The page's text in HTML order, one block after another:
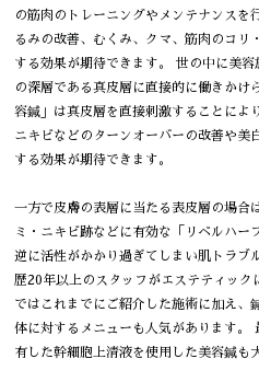
の筋肉のトレーニングやメンテナンスを
るみの改善、むくみ、クマ、筋肉のコリ
する効果が期待できます。 世の中に美
の深層である真皮層に直接的に働きかけ
容鍼」は真皮層を直接刺激することによ
ニキビなどのターンオーバーの改善や美
する効果が期待できます。
一方で皮膚の表層に当たる表皮層の場合
ミ・ニキビ跡などに有効な「リベルハー
逆に活性がかかり過ぎてしまい肌トラブ
歴20年以上のスタッフがエステティッ
ではこれまでにご紹介した施術に加え、
体に対するメニューも人気があります。
有した幹細胞上清液を使用した美容鍼も